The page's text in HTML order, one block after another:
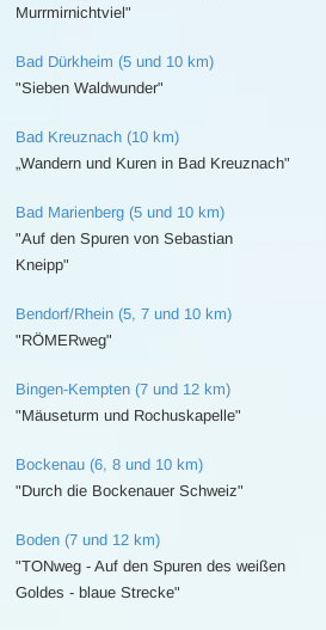
Murrmirnichtviel"
Bad Dürkheim (5 und 10 km)
"Sieben Waldwunder"
Bad Kreuznach (10 km)
„Wandern und Kuren in Bad Kreuznach"
Bad Marienberg (5 und 10 km)
"Auf den Spuren von Sebastian
Kneipp"
Bendorf/Rhein (5, 7 und 10 km)
"RÖMERweg"
Bingen-Kempten (7 und 12 km)
"Mäuseturm und Rochuskapelle"
Bockenau (6, 8 und 10 km)
"Durch die Bockenauer Schweiz"
Boden (7 und 12 km)
"TONweg - Auf den Spuren des weißen
Goldes - blaue Strecke"